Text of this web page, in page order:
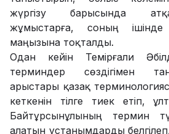
жүргізу барысында
жұмыстарға, соның
маңызына тоқталды.
Одан кейін Темірғали
терминдер сөздігімен
арыстары қазақ
кеткенін тілге тиек етіп,
Байтұрсынұлының термин
алатын ұстанымдарды